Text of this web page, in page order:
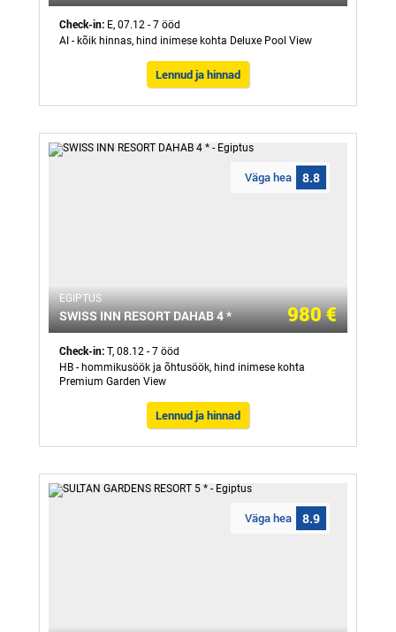
Check-in: E, 07.12 - 7 ööd
AI - kõik hinnas, hind inimese kohta Deluxe Pool View
Lennud ja hinnad
Väga hea 8.8
ЕGIPTUS
SWISS INN RESORT DAHAB 4 * 980 €
Check-in: T, 08.12 - 7 ööd
HB - hommikusöök ja õhtusöök, hind inimese kohta
Premium Garden View
Lennud ja hinnad
Väga hea 8.9